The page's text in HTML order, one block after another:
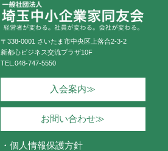
〒338-0001 さいたま市中央区上落合2-3-2
新都心ビジネス交流プラザ10F
TEL. 048-747-5550
入会案内≫
お問い合わせ≫
・個人情報保護方針